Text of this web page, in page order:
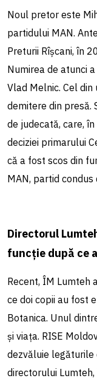
Noul pretor este
partidului MAN.
Preturii Rîșcani, în
Numirea de atunci
Vlad Melnic. Cel din
demitere din presă.
de judecată, care,
deciziei primarului
că a fost scos din
MAN, partid condus
Directorul
funcție după ce
Recent, ÎM Lumteh
ce doi copii au fost
Botanica. Unul
și viața. RISE
dezvăluie
directorului